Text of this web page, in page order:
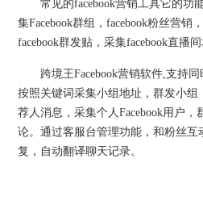
常见的facebook营销工具它的功
集Facebook群组，facebook粉丝营销
facebook群发贴，采集facebook直播
跨境王Facebook营销软件,支持同
按照关键词采集小组地址，群发小组
荐人消息，采集个人Facebook用户
论。通过客服台管理功能，和粉丝互
复，自动翻译聊天记录。